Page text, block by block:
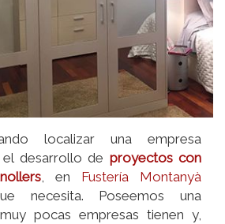
localizar una empresa
el desarrollo de proyectos con
, en Fustería Montanyà
necesita. Poseemos una
pocas empresas tienen y,